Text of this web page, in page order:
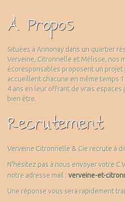
À Propos
Situées à Annonay dans un quartier
Verveine, Citronnelle et Mélisse, nos
écoresponsables proposent un
accueillent chacune en même temps
4 ans en leur offrant de vrais
bien être.
Recrutement
Verveine Citronnelle & Cie recrute à
N’hésitez pas à nous envoyer votre
notre adresse mail :verveine-et-
Une réponse vous sera rapidement